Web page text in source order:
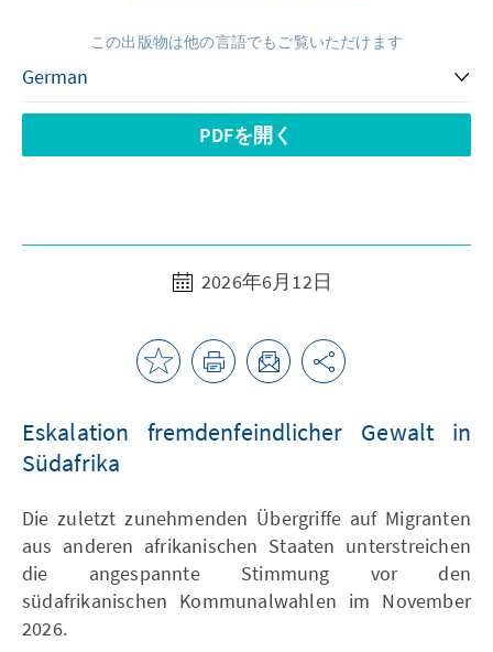
この出版物は他の言語でもご覧いただけます
PDFを開く
2026年6月12日
Eskalation fremdenfeindlicher Gewalt in
Südafrika
Die zuletzt zunehmenden Übergriffe auf Migranten
aus anderen afrikanischen Staaten unterstreichen
die angespannte Stimmung vor den
südafrikanischen Kommunalwahlen im November
2026.